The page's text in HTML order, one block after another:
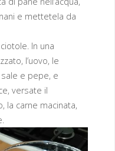
e mettetela da
In una
l’uovo, le
e pepe, e
versate il
la carne macinata,